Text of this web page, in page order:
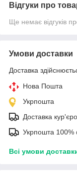
Відгуки про
Ще немає відгуків
Умови доставки
Доставка
Нова Пошта
Укрпошта
Доставка
Укрпошта 100%
Всі умови